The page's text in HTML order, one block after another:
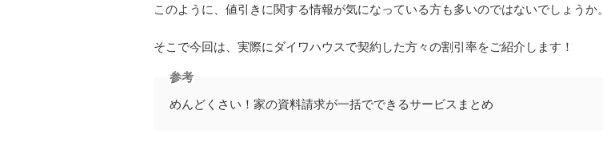
このように、値引きに関する情報が気になっている方も多いのではないでしょうか。
そこで今回は、実際にダイワハウスで契約した方々の割引率をご紹介します！
参考
めんどくさい！家の資料請求が一括でできるサービスまとめ